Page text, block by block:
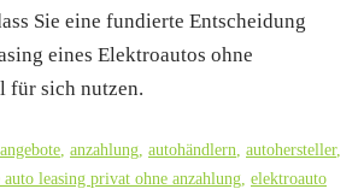
Sie eine fundierte Entscheidung
eines Elektroautos ohne
für sich nutzen.
anzahlung autohändlern autohersteller,
auto leasing privat ohne anzahlung elektroauto